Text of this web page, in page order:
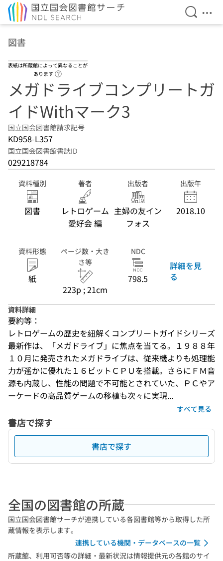
検索を
メ
図書
表紙は所蔵館によって異なることが
あります
メガドライブコンプリートガ
イドWithマーク3
国立国会図書館請求記号
KD958-L357
国立国会図書館書誌ID
029218784
資料種別
図書
著者
レトロゲーム
愛好会 編
出版者
主婦の友イン
フォス
出版年
2018.10
資料形態
紙
ページ数・大き
さ等
223p ; 21cm
NDC
798.5
詳細を見
る
資料詳細
要約等：
レトロゲームの歴史を紐解くコンプリートガイドシリーズ
最新作は、「メガドライブ」に焦点を当てる。１９８８年
１０月に発売されたメガドライブは、従来機よりも処理能
力が遥かに優れた１６ビットＣＰＵを搭載。さらにＦＭ音
源も内蔵し、性能の問題で不可能とされていた、ＰＣやア
ーケードの高品質ゲームの移植も次々に実現...
すべて見る
書店で探す
書店で探す
全国の図書館の所蔵
国立国会図書館サーチが連携している各図書館等から取得した所
蔵情報を表示します。
連携している機関・データベースの一覧
所蔵館、利用可否等の詳細・最新状況は情報提供元の各館のサイ